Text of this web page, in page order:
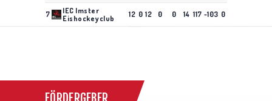
7
IEC Imster
Eishockeyclub
12 0 12 0 0 14 117 -103 0
FÖRDERGEBER